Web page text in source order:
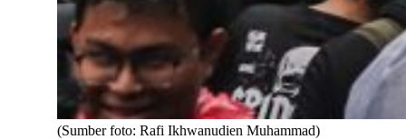
(Sumber foto: Rafi Ikhwanudien Muhammad)